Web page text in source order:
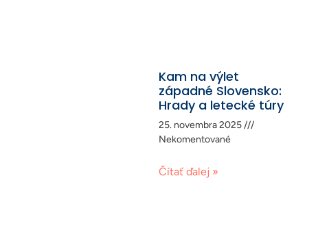
Kam na výlet
západné Slovensko:
Hrady a letecké túry
25. novembra 2025
Nekomentované
Čítať ďalej »